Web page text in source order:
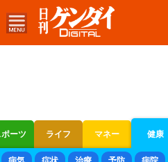
ーツ ライフ マネー 健康
ボートレース 競輪 オートレース